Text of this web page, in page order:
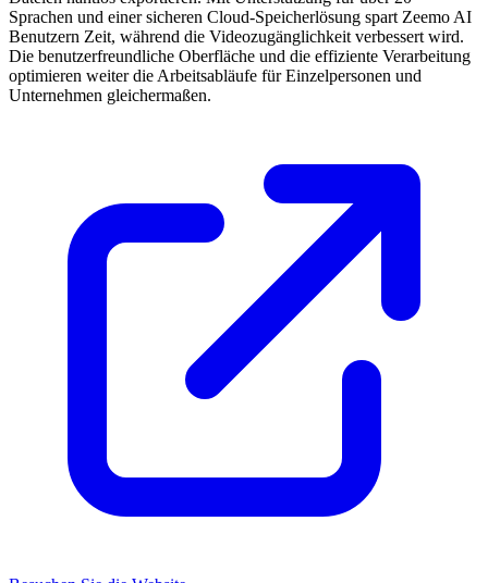
Sprachen und einer sicheren Cloud-Speicherlösung spart Zeemo AI
Benutzern Zeit, während die Videozugänglichkeit verbessert wird.
Die benutzerfreundliche Oberfläche und die effiziente Verarbeitung
optimieren weiter die Arbeitsabläufe für Einzelpersonen und
Unternehmen gleichermaßen.